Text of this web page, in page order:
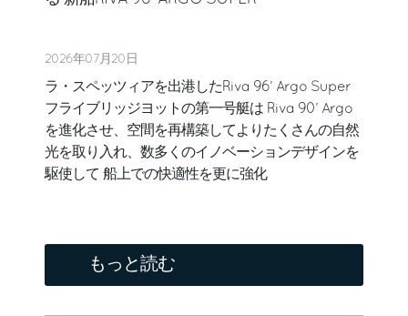
2026年07月20日
ラ・スペッツィアを出港したRiva 96’ Argo Super
フライブリッジヨットの第一号艇は Riva 90’ Argo
を進化させ、空間を再構築してよりたくさんの自然
光を取り入れ、数多くのイノベーションデザインを
駆使して 船上での快適性を更に強化
もっと読む